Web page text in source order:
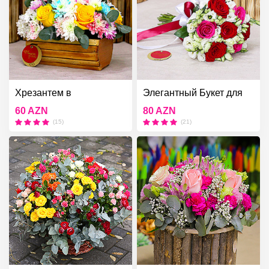
Хрезантем в
Деревянной Коробке
60 AZN
(15)
Элегантный Букет для
Невесты
80 AZN
(21)